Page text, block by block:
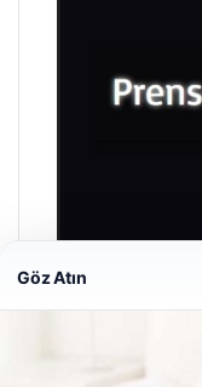
Göz Atın